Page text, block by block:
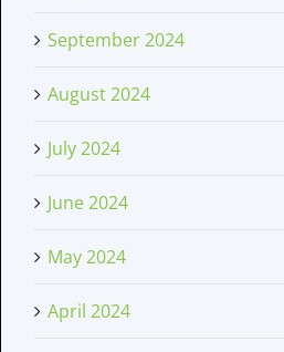
September 2024
August 2024
July 2024
June 2024
May 2024
April 2024